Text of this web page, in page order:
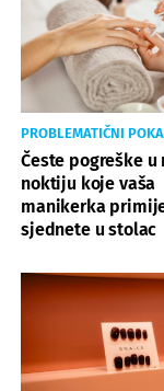
PROBLEMATIČNI
Česte pogreške u
noktiju koje vaša
manikerka
sjednete u stolac